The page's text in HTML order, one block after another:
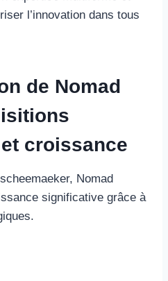
l’innovation dans tous
de Nomad
croissance
Nomad
significative grâce à